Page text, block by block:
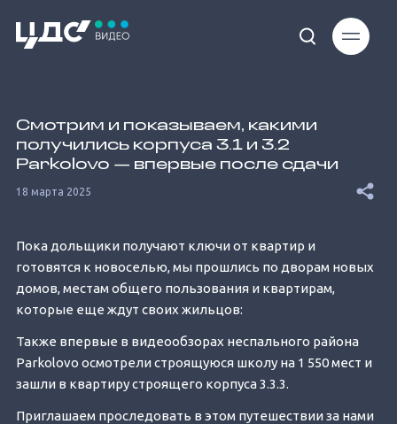
7.94%
Смотрим и показываем, какими
получились корпуса 3.1 и 3.2
Parkolovo — впервые после сдачи
18 марта 2025
Пока дольщики получают ключи от квартир и
готовятся к новоселью, мы прошлись по дворам новых
домов, местам общего пользования и квартирам,
которые еще ждут своих жильцов:
Также впервые в видеообзорах неспального района
Parkolovo осмотрели строящуюся школу на 1 550 мест и
зашли в квартиру строящего корпуса 3.3.3.
Приглашаем проследовать в этом путешествии за нами